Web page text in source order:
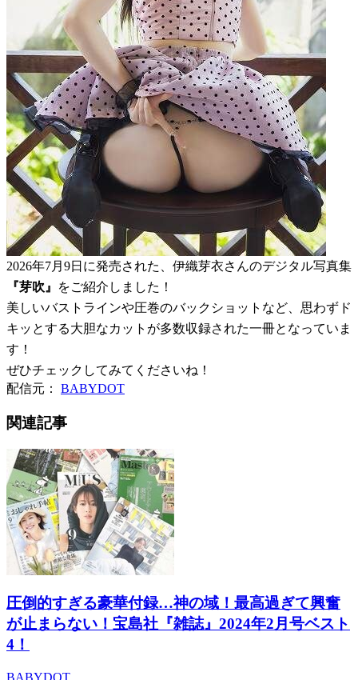
2026年7月9日に発売された、伊織芽衣さんのデジタル写真集
『芽吹』
をご紹介しました！
美しいバストラインや圧巻のバックショットなど、思わずド
キッとする大胆なカットが多数収録された一冊となっていま
す！
ぜひチェックしてみてくださいね！
配信元： BABYDOT
関連記事
圧倒的すぎる豪華付録…神の域！最高過ぎて興奮
が止まらない！宝島社『雑誌』2024年2月号ベスト
4！
BABYDOT